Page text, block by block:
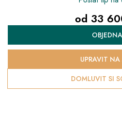
od 33
Měrná
cena:
DOMLUVIT SI
UPRAVIT NA